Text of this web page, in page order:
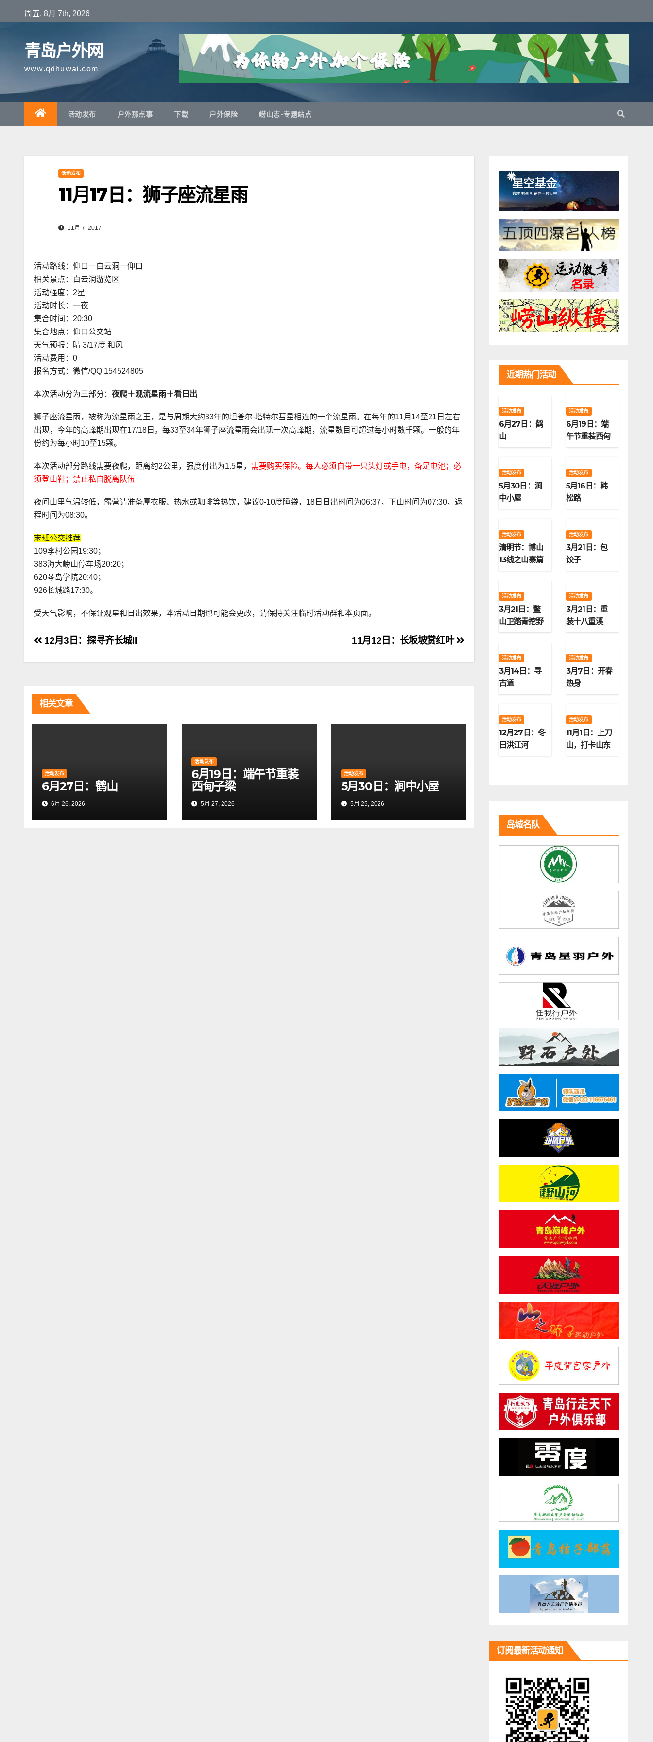
至
周五. 8月 7th, 2026
青岛户外网
www.qdhuwai.com
活动发布 户外那点事 下载 户外保险 崂山志-专题站点
活动发布
11月17日：狮子座流星雨
11月 7, 2017
活动路线：仰口－白云洞－仰口
相关景点：白云洞游览区
活动强度：2星
活动时长：一夜
集合时间：20:30
集合地点：仰口公交站
天气预报：晴 3/17度 和风
活动费用：0
报名方式：微信/QQ:154524805
本次活动分为三部分： 夜爬＋观流星雨＋看日出
狮子座流星雨，被称为流星雨之王，是与周期大约33年的坦普尔·塔特尔彗星相连的一个流星雨。在每年的11月14至21日左右
出现，今年的高峰期出现在17/18日。每33至34年狮子座流星雨会出现一次高峰期，流星数目可超过每小时数千颗。一般的年
份约为每小时10至15颗。
本次活动部分路线需要夜爬，距离约2公里，强度付出为1.5星， 需要购买保险。每人必须自带一只头灯或手电，备足电池；必
须登山鞋；禁止私自脱离队伍！
夜间山里气温较低，露营请准备厚衣服、热水或咖啡等热饮，建议0-10度睡袋，18日日出时间为06:37，下山时间为07:30，返
程时间为08:30。
末班公交推荐
109李村公园19:30；
383海大崂山停车场20:20；
620琴岛学院20:40；
926长城路17:30。
受天气影响，不保证观星和日出效果，本活动日期也可能会更改，请保持关注临时活动群和本页面。
文
章
航
11月12日：长坂坡赏红叶
12月3日：探寻齐长城II
相关文章
活动发布
6月27日：鹤山
6月 26, 2026
活动发布
6月19日：端午节重装
西甸子梁
5月 27, 2026
活动发布
5月30日：涧中小屋
5月 25, 2026
近期热门活动
活动发布
6月27日：鹤
山
活动发布
6月19日：端
午节重装西甸
活动发布
5月30日：涧
中小屋
活动发布
5月16日：韩
松路
活动发布
清明节：博山
13线之山寨篇
活动发布
3月21日：包
饺子
活动发布
3月21日：鳌
山卫踏青挖野
活动发布
3月21日：重
装十八重溪
活动发布
3月14日：寻
古道
活动发布
3月7日：开春
热身
活动发布
12月27日：冬
日洪江河
活动发布
11月1日：上刀
山，打卡山东
岛城名队
订阅最新活动通知